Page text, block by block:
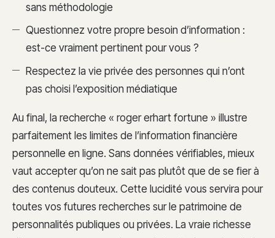
sans méthodologie
Questionnez votre propre besoin d’information :
est-ce vraiment pertinent pour vous ?
Respectez la vie privée des personnes qui n’ont
pas choisi l’exposition médiatique
Au final, la recherche « roger erhart fortune » illustre
parfaitement les limites de l’information financière
personnelle en ligne. Sans données vérifiables, mieux
vaut accepter qu’on ne sait pas plutôt que de se fier à
des contenus douteux. Cette lucidité vous servira pour
toutes vos futures recherches sur le patrimoine de
personnalités publiques ou privées. La vraie richesse